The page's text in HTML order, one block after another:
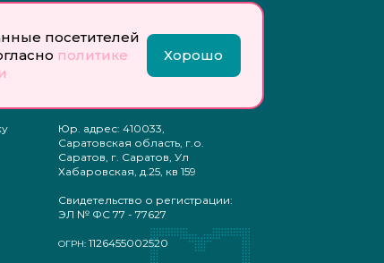
посетителей
политике
Хорошо
ответственностью
«Профобразование»
Юр. адрес: 410033,
Саратовская область, г.о.
Саратов, г. Саратов, Ул
Хабаровская, д.25, кв 159
Свидетельство о регистрации:
ЭЛ № ФС 77 - 77627
ОГРН: 1126455002520